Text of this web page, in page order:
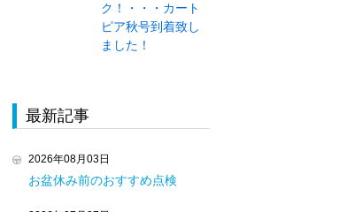
ク！・・・カート
ピア秋号到着致し
ました！
最新記事
2026年08月03日
お盆休み前のおすすめ点検